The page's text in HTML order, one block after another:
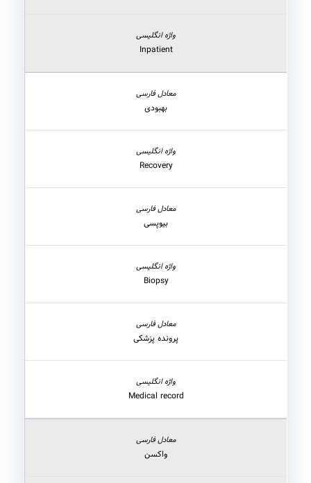
Inpatient
بهبودی
Recovery
بیوپسی
Biopsy
پرونده پزشکی
Medical record
واکسن